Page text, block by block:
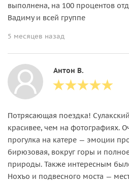
выполнена, на 100 процентов
Вадиму и всей группе
5 месяцев назад
Антон В.
Потрясающая поездка!
красивее, чем на фотографиях.
прогулка на катере — эмоции
бирюзовая, вокруг горы и
природы. Также интересным
Нохъо и подвесного моста —